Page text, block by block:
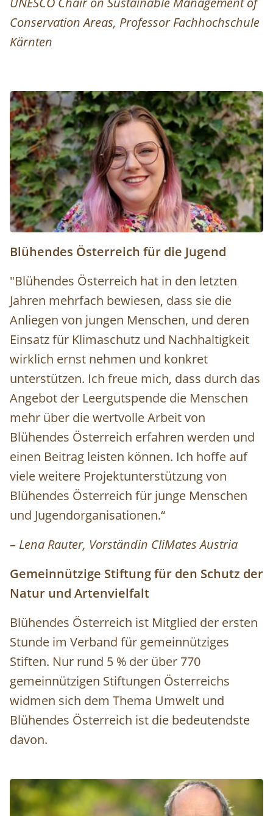
Conservation Areas, Professor Fachhochschule
Kärnten
Lena Rauter, Vorständin CliMates Austria und
Blühendes Österreich für die Jugend
"Blühendes Österreich hat in den letzten
Jahren mehrfach bewiesen, dass sie die
Anliegen von jungen Menschen, und deren
Einsatz für Klimaschutz und Nachhaltigkeit
wirklich ernst nehmen und konkret
unterstützen. Ich freue mich, dass durch das
Angebot der Leergutspende die Menschen
mehr über die wertvolle Arbeit von
Blühendes Österreich erfahren werden und
einen Beitrag leisten können. Ich hoffe auf
viele weitere Projektunterstützung von
Blühendes Österreich für junge Menschen
und Jugendorganisationen.“
– Lena Rauter, Vorständin CliMates Austria
Gemeinnützige Stiftung für den Schutz der
Natur und Artenvielfalt
Blühendes Österreich ist Mitglied der ersten
Stunde im Verband für gemeinnütziges
Stiften. Nur rund 5 % der über 770
gemeinnützigen Stiftungen Österreichs
widmen sich dem Thema Umwelt und
Blühendes Österreich ist die bedeutendste
davon.